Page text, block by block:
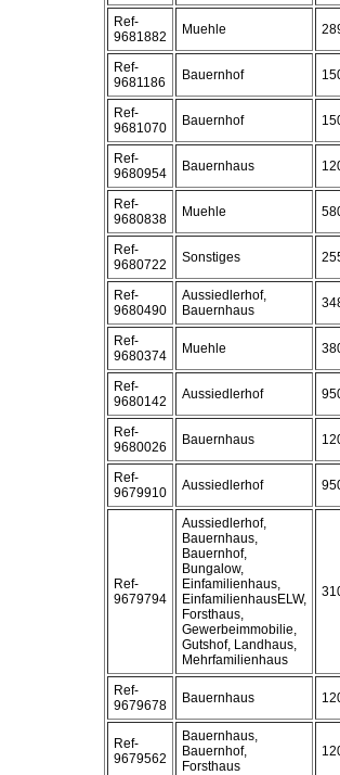
Ref-
9681882
Muehle
Ref-
9681186
Bauernhof
Ref-
9681070
Bauernhof
Ref-
9680954
Bauernhaus
Ref-
9680838
Muehle
Ref-
9680722
Sonstiges
Ref-
9680490
Aussiedlerhof,
Bauernhaus
Ref-
9680374
Muehle
Ref-
9680142
Aussiedlerhof
Ref-
9680026
Bauernhaus
Ref-
9679910
Aussiedlerhof
Ref-
9679794
Aussiedlerhof,
Bauernhaus,
Bauernhof,
Bungalow,
Einfamilienhaus,
EinfamilienhausELW,
Forsthaus,
Gewerbeimmobilie,
Gutshof, Landhaus,
Mehrfamilienhaus
Ref-
9679678
Bauernhaus
Ref-
9679562
Bauernhaus,
Bauernhof,
Forsthaus